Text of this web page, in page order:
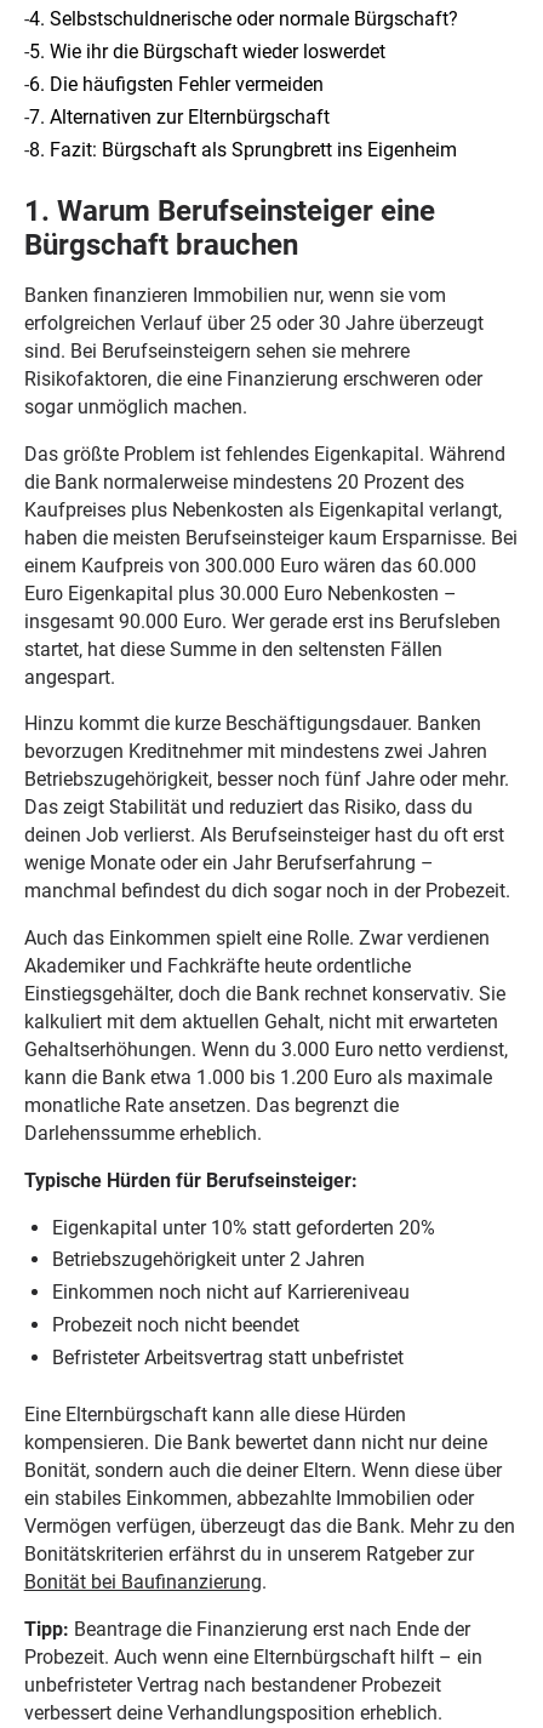
-4. Selbstschuldnerische oder normale Bürgschaft?
-5. Wie ihr die Bürgschaft wieder loswerdet
-6. Die häufigsten Fehler vermeiden
-7. Alternativen zur Elternbürgschaft
-8. Fazit: Bürgschaft als Sprungbrett ins Eigenheim
1. Warum Berufseinsteiger eine
Bürgschaft brauchen
Banken finanzieren Immobilien nur, wenn sie vom
erfolgreichen Verlauf über 25 oder 30 Jahre überzeugt
sind. Bei Berufseinsteigern sehen sie mehrere
Risikofaktoren, die eine Finanzierung erschweren oder
sogar unmöglich machen.
Das größte Problem ist fehlendes Eigenkapital. Während
die Bank normalerweise mindestens 20 Prozent des
Kaufpreises plus Nebenkosten als Eigenkapital verlangt,
haben die meisten Berufseinsteiger kaum Ersparnisse. Bei
einem Kaufpreis von 300.000 Euro wären das 60.000
Euro Eigenkapital plus 30.000 Euro Nebenkosten –
insgesamt 90.000 Euro. Wer gerade erst ins Berufsleben
startet, hat diese Summe in den seltensten Fällen
angespart.
Hinzu kommt die kurze Beschäftigungsdauer. Banken
bevorzugen Kreditnehmer mit mindestens zwei Jahren
Betriebszugehörigkeit, besser noch fünf Jahre oder mehr.
Das zeigt Stabilität und reduziert das Risiko, dass du
deinen Job verlierst. Als Berufseinsteiger hast du oft erst
wenige Monate oder ein Jahr Berufserfahrung –
manchmal befindest du dich sogar noch in der Probezeit.
Auch das Einkommen spielt eine Rolle. Zwar verdienen
Akademiker und Fachkräfte heute ordentliche
Einstiegsgehälter, doch die Bank rechnet konservativ. Sie
kalkuliert mit dem aktuellen Gehalt, nicht mit erwarteten
Gehaltserhöhungen. Wenn du 3.000 Euro netto verdienst,
kann die Bank etwa 1.000 bis 1.200 Euro als maximale
monatliche Rate ansetzen. Das begrenzt die
Darlehenssumme erheblich.
Typische Hürden für Berufseinsteiger:
Eigenkapital unter 10% statt geforderten 20%
Betriebszugehörigkeit unter 2 Jahren
Einkommen noch nicht auf Karriereniveau
Probezeit noch nicht beendet
Befristeter Arbeitsvertrag statt unbefristet
Eine Elternbürgschaft kann alle diese Hürden
kompensieren. Die Bank bewertet dann nicht nur deine
Bonität, sondern auch die deiner Eltern. Wenn diese über
ein stabiles Einkommen, abbezahlte Immobilien oder
Vermögen verfügen, überzeugt das die Bank. Mehr zu den
Bonitätskriterien erfährst du in unserem Ratgeber zur
Bonität bei Baufinanzierung.
Tipp: Beantrage die Finanzierung erst nach Ende der
Probezeit. Auch wenn eine Elternbürgschaft hilft – ein
unbefristeter Vertrag nach bestandener Probezeit
verbessert deine Verhandlungsposition erheblich.